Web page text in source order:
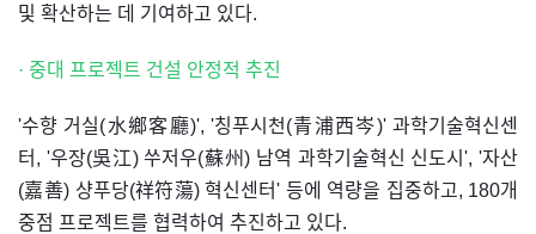
및 확산하는 데 기여하고 있다.
· 중대 프로젝트 건설 안정적 추진
'수향 거실(水鄉客廳)', '칭푸시천(青浦西岑)' 과학기술혁신센
터, '우장(吳江) 쑤저우(蘇州) 남역 과학기술혁신 신도시', '자산
(嘉善) 샹푸당(祥符蕩) 혁신센터' 등에 역량을 집중하고, 180개
중점 프로젝트를 협력하여 추진하고 있다.